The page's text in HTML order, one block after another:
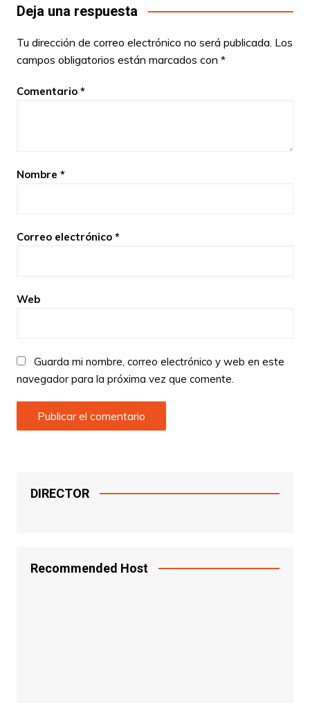
Deja una respuesta
Tu dirección de correo electrónico no será publicada. Los
campos obligatorios están marcados con *
Comentario *
Nombre *
Correo electrónico *
Web
Guarda mi nombre, correo electrónico y web en este
navegador para la próxima vez que comente.
DIRECTOR
Recommended Host